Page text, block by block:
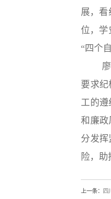
展，看
位，学
“四个
廖华
要求纪
工的遵
和廉政
分发
险，助
上一条： 四